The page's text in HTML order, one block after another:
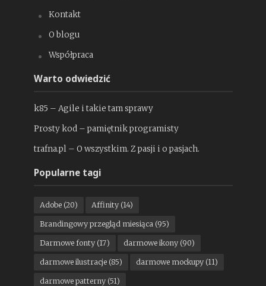
Kontakt
O blogu
Współpraca
Warto odwiedzić
k85 – Agile i takie tam sprawy
Prosty kod – pamiętnik programisty
trafna.pl – O wszystkim. Z pasji i o pasjach.
Popularne tagi
Adobe(20) Affinity(14)
Brandingowy przegląd miesiąca (95)
Darmowe fonty(17) darmowe ikony(90)
darmowe ilustracje(85) darmowe mockupy(11)
darmowe patterny(51)